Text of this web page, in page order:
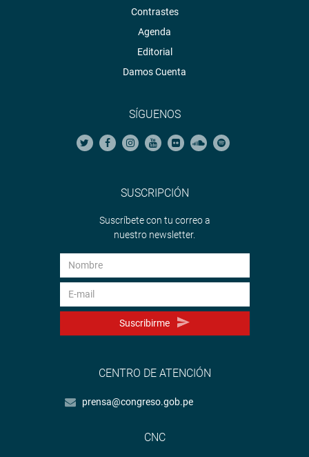
Contrastes
Agenda
Editorial
Damos Cuenta
SÍGUENOS
SUSCRIPCIÓN
Suscríbete con tu correo a
nuestro newsletter.
Suscribirme
CENTRO DE ATENCIÓN
prensa@congreso.gob.pe
CNC